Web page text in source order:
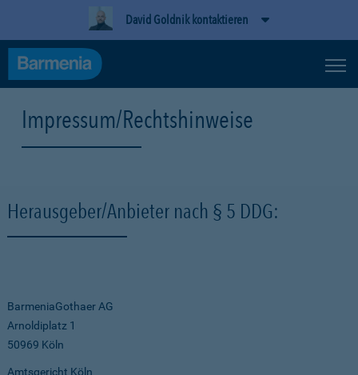
David Goldnik kontaktieren
Impressum/Rechtshinweise
Herausgeber/Anbieter nach § 5 DDG:
BarmeniaGothaer AG
Arnoldiplatz 1
50969 Köln
Amtsgericht Köln